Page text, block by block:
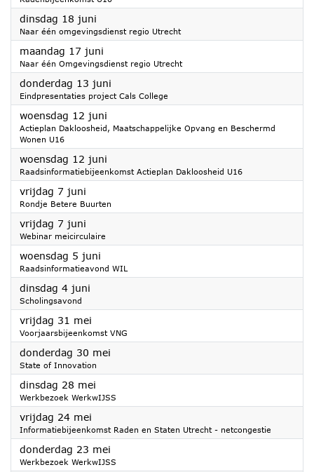
dinsdag 18 juni
Naar één omgevingsdienst regio Utrecht
maandag 17 juni
Naar één Omgevingsdienst regio Utrecht
donderdag 13 juni
Eindpresentaties project Cals College
woensdag 12 juni
Actieplan Dakloosheid, Maatschappelijke Opvang en Beschermd
Wonen U16
woensdag 12 juni
Raadsinformatiebijeenkomst Actieplan Dakloosheid U16
vrijdag 7 juni
Rondje Betere Buurten
vrijdag 7 juni
Webinar meicirculaire
woensdag 5 juni
Raadsinformatieavond WIL
dinsdag 4 juni
Scholingsavond
vrijdag 31 mei
Voorjaarsbijeenkomst VNG
donderdag 30 mei
State of Innovation
dinsdag 28 mei
Werkbezoek WerkwIJSS
vrijdag 24 mei
Informatiebijeenkomst Raden en Staten Utrecht - netcongestie
donderdag 23 mei
Werkbezoek WerkwIJSS